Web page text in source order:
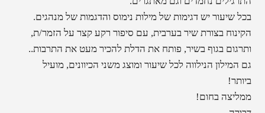
בכל שיעור יש דגימות של מילות נימוס והדגמות של מנהגים.
הקינוח בצורת שיר בערבית, עם סיפור רקע קצר על הזמר/ת,
ותרגום בגוף בשיר, פותח את הדלת להכיר מעט את התרבות..
גם המילון הנילווה לכל שיעור ומוצג משני הכיוונים, מועיל
ביותר!
ממליצה בחום!